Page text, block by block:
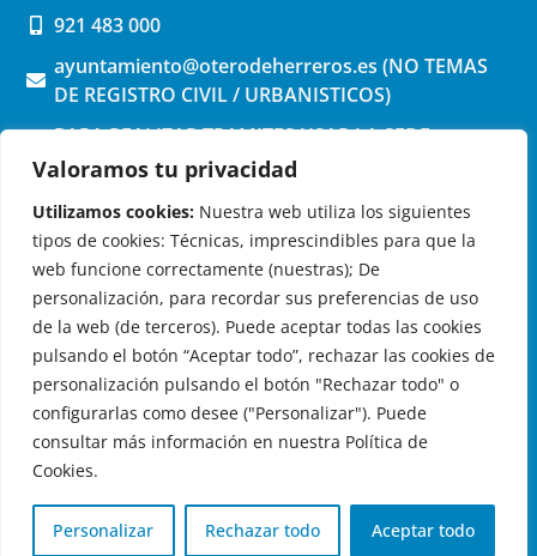
Valoramos tu privacidad
Utilizamos cookies: Nuestra web utiliza los siguientes
tipos de cookies: Técnicas, imprescindibles para que la
web funcione correctamente (nuestras); De
personalización, para recordar sus preferencias de uso
de la web (de terceros). Puede aceptar todas las cookies
pulsando el botón “Aceptar todo”, rechazar las cookies de
personalización pulsando el botón "Rechazar todo" o
configurarlas como desee ("Personalizar"). Puede
consultar más información en nuestra Política de
Cookies.
Personalizar Rechazar todo Aceptar todo
921 483 000
ayuntamiento@oterodeherreros.es (NO TEMAS
DE REGISTRO CIVIL / URBANISTICOS)
PARA REALIZAR TRAMITES USAR LA SEDE
ELECTRONICA (pinchar aquí)
OTERO DE HERREROS EN LAS REDES
© 2026 Ayuntamiento de Otero de Herreros
Aviso Legal|Política de Privacidad|Política de Cookies|
Registro de actividades de tratamiento
| Diseño:Globales